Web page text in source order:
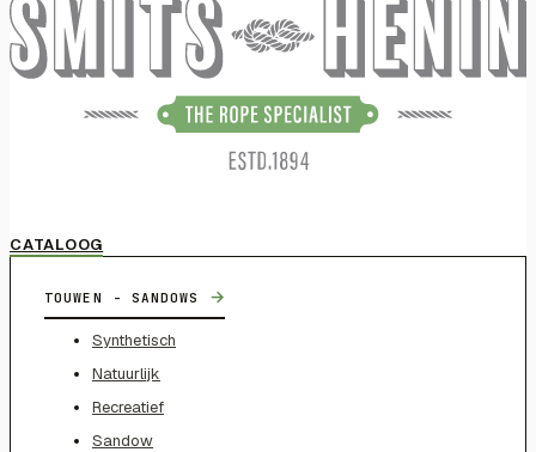
CATALOOG
TOUWEN - SANDOWS →
Synthetisch
Natuurlijk
Recreatief
Sandow